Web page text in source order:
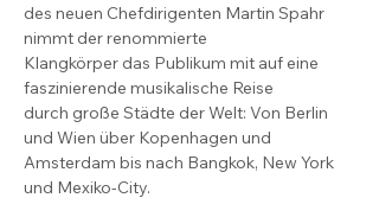
des neuen Chefdirigenten Martin Spahr
nimmt der renommierte
Klangkörper das Publikum mit auf eine
faszinierende musikalische Reise
durch große Städte der Welt: Von Berlin
und Wien über Kopenhagen und
Amsterdam bis nach Bangkok, New York
und Mexiko-City.